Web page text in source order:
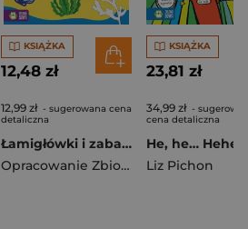
KSIĄŻKA
12,48 zł
12,99 zł - sugerowana cena
detaliczna
Łamigłówki i zabawy z aksolotlem Antkiem. Łamigłówki i zabawy
Opracowanie Zbiorowe
KSIĄŻKA
23,81 zł
34,99 zł -
cena detaliczna
Liz Pichon